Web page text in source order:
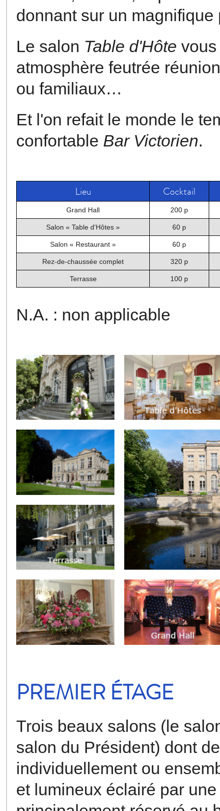
donnant sur un magnifique
Le salon Table d'Hôte
atmosphère feutrée
ou familiaux…
Et l'on refait le monde le
confortable Bar Victorien.
Lieu Cocktail
Grand Hall 200 p
Salon « Table d'Hôtes » 60 p
Salon « Restaurant » 60 p
Rez-de-chaussée complet 320 p
Terrasse 100 p
N.A. : non applicable
PREMIER ÉTAGE
Trois beaux salons (le
salon du Président) dont
individuellement ou
et lumineux éclairé par